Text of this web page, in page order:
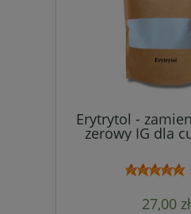
Erytrytol -
zerowy IG dla
27,00 zł